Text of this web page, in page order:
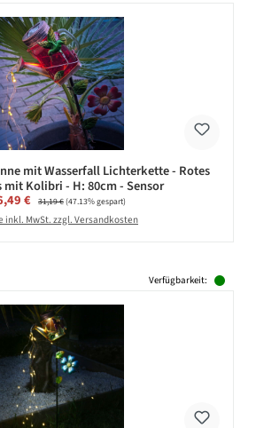
mit Wasserfall Lichterkette - Rotes
mit Kolibri - H: 80cm - Sensor
€ Regulärer Preis:
31,19 €(47.13% gespart)
inkl. MwSt. zzgl. Versandkosten
Verfügbarkeit: